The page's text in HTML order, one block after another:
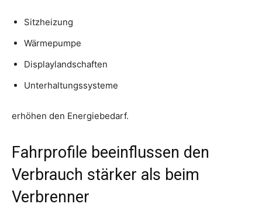
Sitzheizung
Wärmepumpe
Displaylandschaften
Unterhaltungssysteme
erhöhen den Energiebedarf.
Fahrprofile beeinflussen den
Verbrauch stärker als beim
Verbrenner